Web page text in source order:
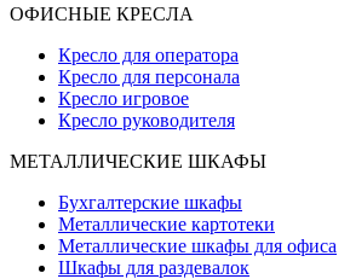
ОФИСНЫЕ КРЕСЛА
Кресло для оператора
Кресло для персонала
Кресло игровое
Кресло руководителя
МЕТАЛЛИЧЕСКИЕ ШКАФЫ
Бухгалтерские шкафы
Металлические картотеки
Металлические шкафы для офиса
Шкафы для раздевалок